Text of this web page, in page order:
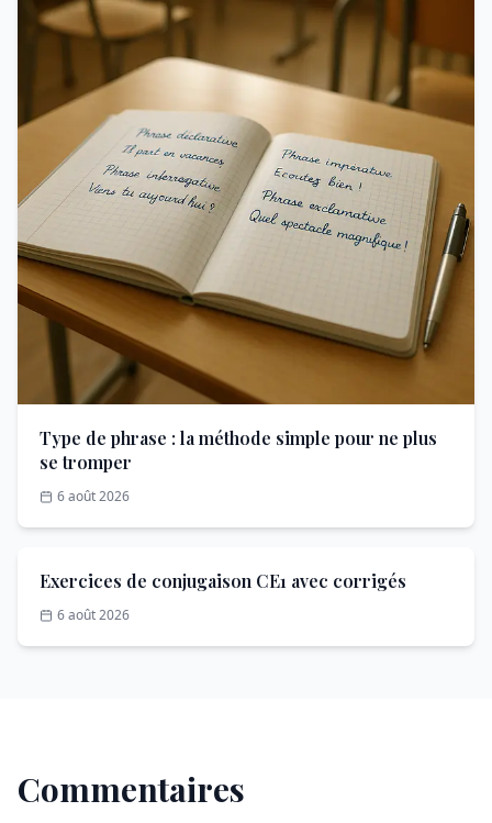
Type de phrase : la méthode simple pour ne plus
se tromper
6 août 2026
Exercices de conjugaison CE1 avec corrigés
6 août 2026
Commentaires